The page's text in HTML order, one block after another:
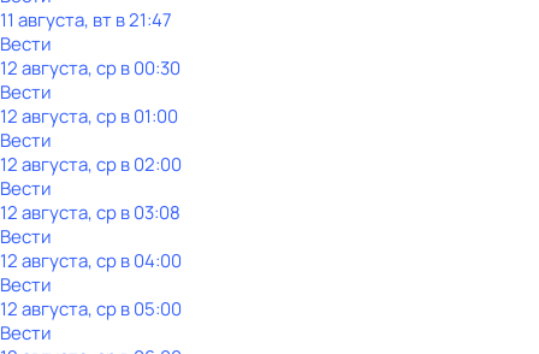
11 августа, вт в 21:47
Вести
12 августа, ср в 00:30
Вести
12 августа, ср в 01:00
Вести
12 августа, ср в 02:00
Вести
12 августа, ср в 03:08
Вести
12 августа, ср в 04:00
Вести
12 августа, ср в 05:00
Вести